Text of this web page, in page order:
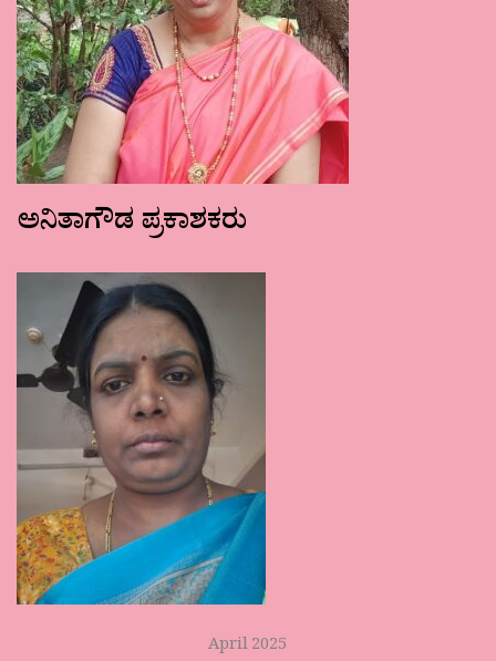
ಅನಿತಾಗೌಡ ಪ್ರಕಾಶಕರು
April 2025